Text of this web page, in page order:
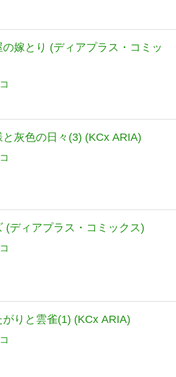
の嫁とり (ディアプラス・コミッ
と灰色の日々(3) (KCx ARIA)
(ディアプラス・コミックス)
がりと雲雀(1) (KCx ARIA)